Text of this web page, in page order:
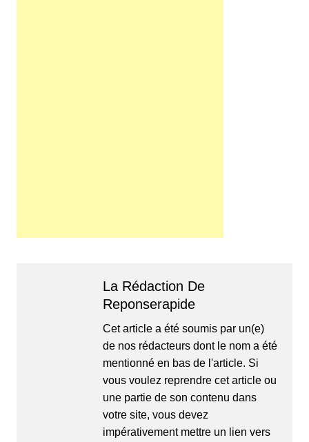
La Rédaction De
Reponserapide
Cet article a été soumis par un(e)
de nos rédacteurs dont le nom a été
mentionné en bas de l'article. Si
vous voulez reprendre cet article ou
une partie de son contenu dans
votre site, vous devez
impérativement mettre un lien vers